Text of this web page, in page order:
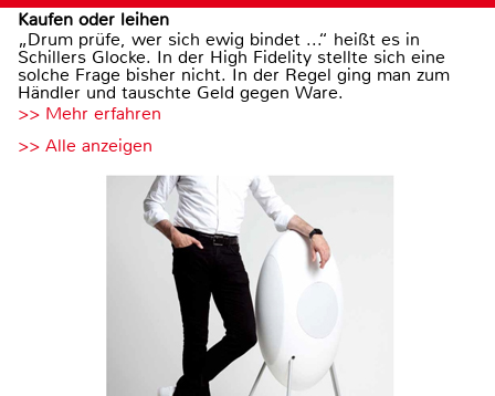
Kaufen oder leihen
„Drum prüfe, wer sich ewig bindet ...“ heißt es in
Schillers Glocke. In der High Fidelity stellte sich eine
solche Frage bisher nicht. In der Regel ging man zum
Händler und tauschte Geld gegen Ware.
>> Mehr erfahren
>> Alle anzeigen